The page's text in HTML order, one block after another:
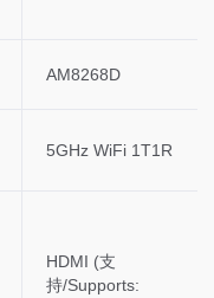
AM8268D
5GHz WiFi 1T1R
HDMI (支
持/Supports: